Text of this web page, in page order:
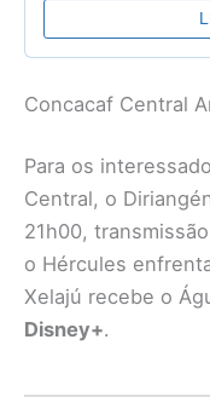
Concacaf Central
Para os
Central, o
21h00, transmissão
o Hércules
Xelajú recebe o
Disney+.